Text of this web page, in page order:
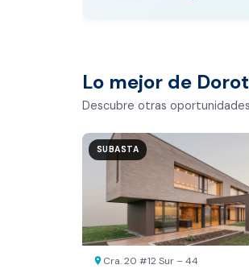
En pocos
Análisis basado en
Estimación del
Tiempo promedio
Rango de precios
Valor exclusivo
20.000 COP
Lo mejor de
Descubre otras
SUBASTA
location_on Cra. 20 #12 Sur – 44